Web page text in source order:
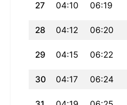
27 04:10 06:19
28 04:12 06:20
29 04:15 06:22
30 04:17 06:24